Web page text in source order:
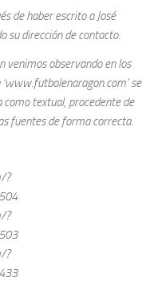
de haber escrito a José
su dirección de contacto.
venimos observando en los
se
textual, procedente de
fuentes de forma correcta.
?
?
?